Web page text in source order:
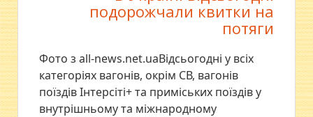
подорожчали квитки на
потяги
Фото з all-news.net.uaВідсьогодні у всіх
категоріях вагонів, окрім СВ, вагонів
поїздів Інтерсіті+ та приміських поїздів у
внутрішньому та міжнародному